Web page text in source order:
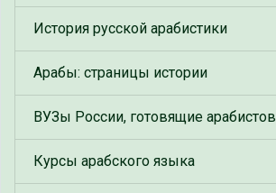
История русской арабистики
Арабы: страницы истории
ВУЗы России, готовящие арабистов
Курсы арабского языка